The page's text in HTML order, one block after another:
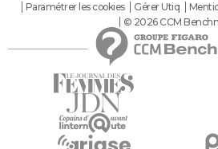
Paramétrer les cookies
Gérer Utiq
© 2026 CCM